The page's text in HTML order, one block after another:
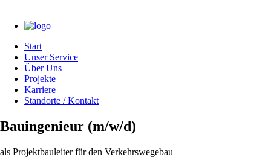
Start
Unser Service
Über Uns
Projekte
Karriere
Standorte / Kontakt
Bauingenieur (m/w/d)
als Projektbauleiter für den Verkehrswegebau